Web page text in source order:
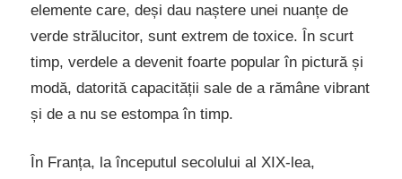
elemente care, deși dau naștere unei nuanțe de
verde strălucitor, sunt extrem de toxice. În scurt
timp, verdele a devenit foarte popular în pictură și
modă, datorită capacității sale de a rămâne vibrant
și de a nu se estompa în timp.
În Franța, la începutul secolului al XIX-lea,